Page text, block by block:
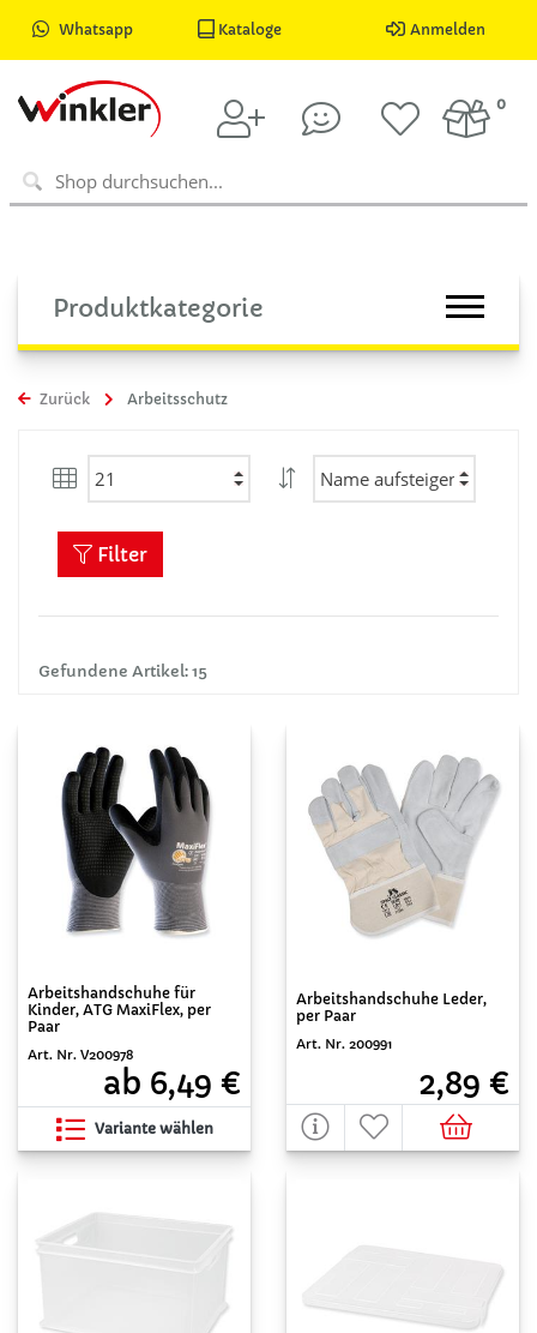
Whatsapp Kataloge Anmelden
0
Produktkategorie
Zurück Arbeitsschutz
Gefundene Artikel: 15
Filter
Arbeitshandschuhe für
Kinder, ATG MaxiFlex, per
Paar
Art. Nr. V200978
ab 6,49 €
Variante wählen
Arbeitshandschuhe Leder,
per Paar
Art. Nr. 200991
2,89 €